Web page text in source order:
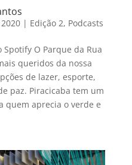
| Edição 2, Podcasts
O Parque da Rua
queridos da nossa
de lazer, esporte,
paz. Piracicaba tem um
quem aprecia o verde e